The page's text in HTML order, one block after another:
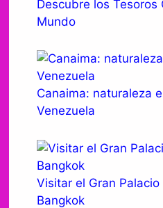
Descubre los Tesoros
Mundo
Canaima: naturaleza
Venezuela
Visitar el Gran Palacio
Bangkok